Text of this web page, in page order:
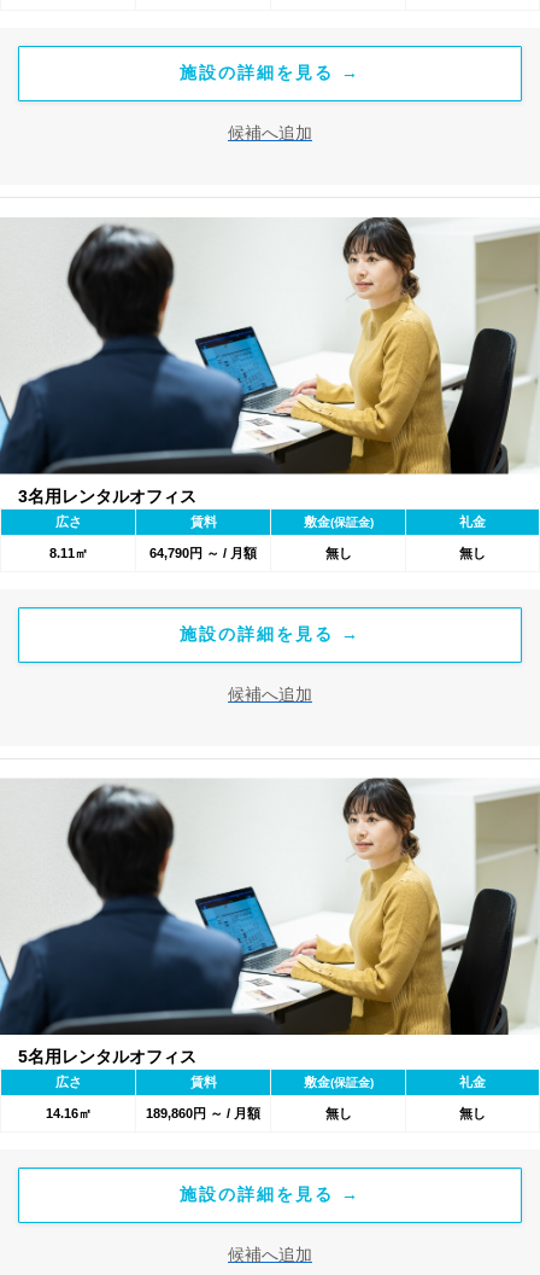
施設の詳細を見る →
候補へ追加
3名用レンタルオフィス
広さ 賃料 敷金(保証金) 礼金
8.11㎡ 64,790円 ～ / 月額 無し 無し
施設の詳細を見る →
候補へ追加
5名用レンタルオフィス
広さ 賃料 敷金(保証金) 礼金
14.16㎡ 189,860円 ～ / 月額 無し 無し
施設の詳細を見る →
候補へ追加